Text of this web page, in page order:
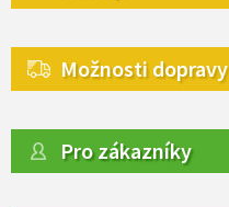
Možnosti dopravy
Pro zákazníky